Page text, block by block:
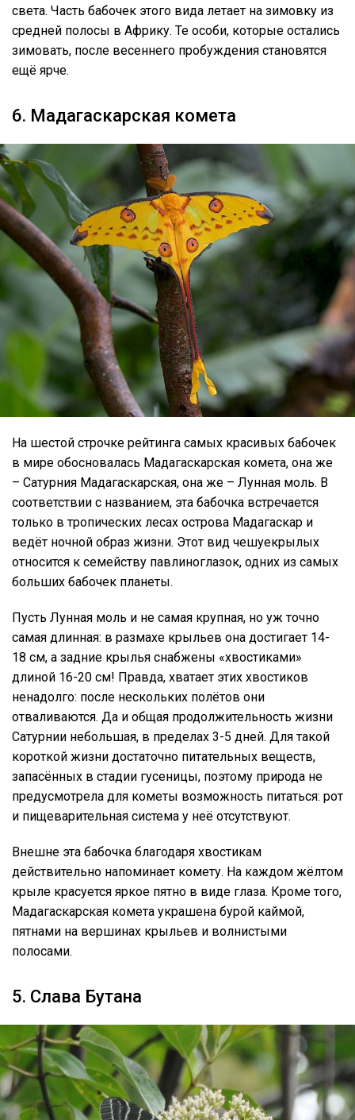
света. Часть бабочек этого вида летает на зимовку из
средней полосы в Африку. Те особи, которые остались
зимовать, после весеннего пробуждения становятся
ещё ярче.
6. Мадагаскарская комета
На шестой строчке рейтинга самых красивых бабочек
в мире обосновалась Мадагаскарская комета, она же
– Сатурния Мадагаскарская, она же – Лунная моль. В
соответствии с названием, эта бабочка встречается
только в тропических лесах острова Мадагаскар и
ведёт ночной образ жизни. Этот вид чешуекрылых
относится к семейству павлиноглазок, одних из самых
больших бабочек планеты.
Пусть Лунная моль и не самая крупная, но уж точно
самая длинная: в размахе крыльев она достигает 14-
18 см, а задние крылья снабжены «хвостиками»
длиной 16-20 см! Правда, хватает этих хвостиков
ненадолго: после нескольких полётов они
отваливаются. Да и общая продолжительность жизни
Сатурнии небольшая, в пределах 3-5 дней. Для такой
короткой жизни достаточно питательных веществ,
запасённых в стадии гусеницы, поэтому природа не
предусмотрела для кометы возможность питаться: рот
и пищеварительная система у неё отсутствуют.
Внешне эта бабочка благодаря хвостикам
действительно напоминает комету. На каждом жёлтом
крыле красуется яркое пятно в виде глаза. Кроме того,
Мадагаскарская комета украшена бурой каймой,
пятнами на вершинах крыльев и волнистыми
полосами.
5. Слава Бутана